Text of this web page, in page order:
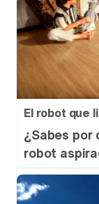
El robot que
¿Sabes por
robot